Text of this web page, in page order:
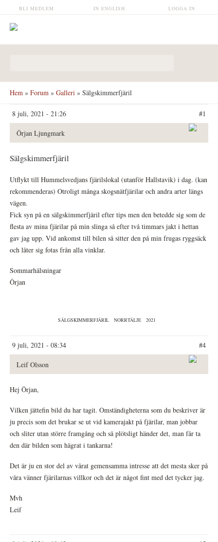
Hoppa till huvudinnehåll LOGGA IN
IN ENGLISH
BLI MEDLEM
Hem » Forum » Galleri » Sälgskimmerfjäril
8 juli, 2021 - 21:26 #1
Örjan Ljungmark
Sälgskimmerfjäril
Utflykt till Hummelsvedjans fjärilslokal (utanför Hallstavik) i dag. (kan
rekommenderas) Otroligt många skogsnätfjärilar och andra arter längs
vägen.
Fick syn på en sälgskimmerfjäril efter tips men den betedde sig som de
flesta av mina fjärilar på min slinga så efter två timmars jakt i hettan
gav jag upp. Vid ankomst till bilen så sitter den på min frugas ryggsäck
och låter sig fotas från alla vinklar.
Sommarhälsningar
Örjan
SÄLGSKIMMERFJÄRIL NORRTÄLJE 2021
9 juli, 2021 - 08:34 #4
Leif Olsson
Hej Örjan,
Vilken jättefin bild du har tagit. Omständigheterna som du beskriver är
ju precis som det brukar se ut vid kamerajakt på fjärilar, man jobbar
och sliter utan större framgång och så plötsligt händer det, man får ta
den där bilden som hägrat i tankarna!
Det är ju en stor del av vårat gemensamma intresse att det mesta sker på
våra vänner fjärilarnas villkor och det är något fint med det tycker jag.
Mvh
Leif